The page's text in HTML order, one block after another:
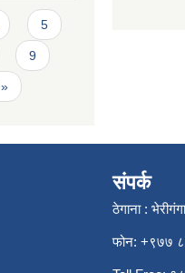
5
9
संपर्क
ठेगाना :
फोन: +९७७